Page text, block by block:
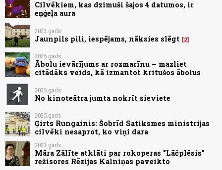
Cilvēkiem, kas dzimuši šajos 4 datumos, ir
eņģeļa aura
2023.gads
Jaunpils pili, iespējams, nāksies slēgt 2
2025.gads
Ābolu ievārījums ar rozmarīnu – mazliet
citādāks veids, kā izmantot kritušos ābolus
2025.gads
No kinoteātra jumta nokrīt sieviete
2025.gads
Ģirts Rungainis: Šobrīd Satiksmes ministrijas
cilvēki nesaprot, ko viņi dara
2023.gads
Māra Zālīte atklāti par rokoperas "Lāčplēsis"
režisores Rēzijas Kalniņas paveikto